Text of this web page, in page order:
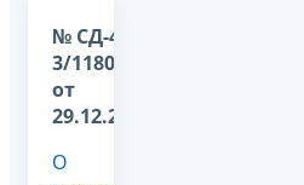
№ СД-4-
3/11802@
от
29.12.2025
О